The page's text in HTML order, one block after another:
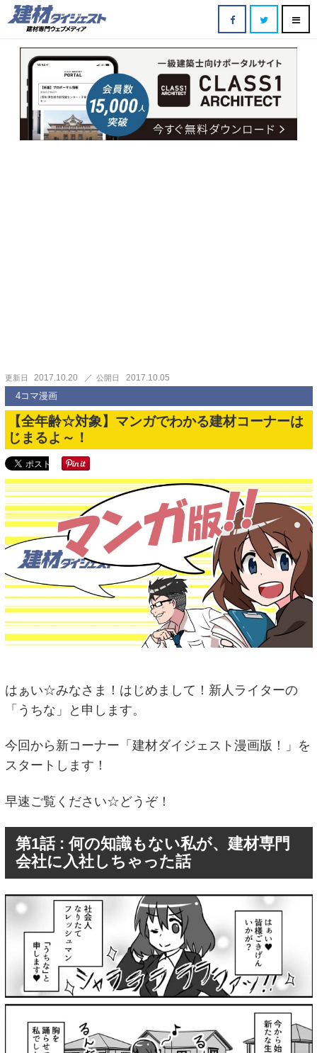
更新日 2017.10.20 公開日 2017.10.05
4コマ漫画
【全年齢☆対象】マンガでわかる建材コーナーは
じまるよ～！
はぁい☆みなさま！はじめまして！新人ライターの
「うちな」と申します。
今回から新コーナー「建材ダイジェスト漫画版！」を
スタートします！
早速ご覧ください☆どうぞ！
第1話 : 何の知識もない私が、建材専門
会社に入社しちゃった話